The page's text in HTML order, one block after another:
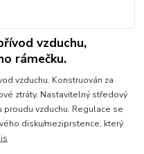
vzduchu,
rámečku.
vzduchu. Konstruován za
ztráty. Nastavitelný středový
vzduchu. Regulace se
disku/meziprstence, který